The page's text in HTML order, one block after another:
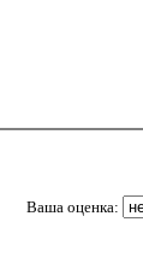
Ваша оценка: